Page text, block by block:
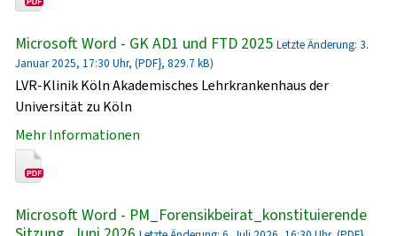
Microsoft Word - GK AD1 und FTD 2025 Letzte Änderung: 3.
Januar 2025, 17:30 Uhr, (PDF}, 829.7 kB)
LVR-Klinik Köln Akademisches Lehrkrankenhaus der
Universität zu Köln
Mehr Informationen
Microsoft Word - PM_Forensikbeirat_konstituierende